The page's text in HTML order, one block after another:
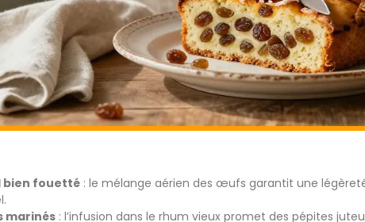
bien fouetté : le mélange aérien des œufs garantit une
marinés : l’infusion dans le rhum vieux promet des pépites